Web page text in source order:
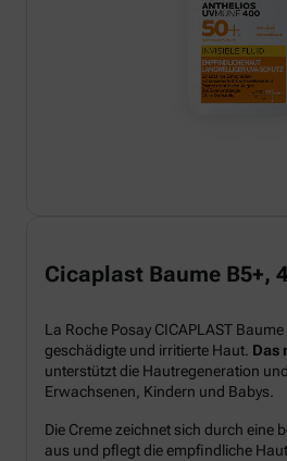
Cicaplast Baume B5+,
La Roche Posay CICAPLAST
geschädigte und irritierte Haut. Das
unterstützt die Hautregeneration
Erwachsenen, Kindern und Babys.
Die Creme zeichnet sich durch eine
aus und pflegt die empfindliche